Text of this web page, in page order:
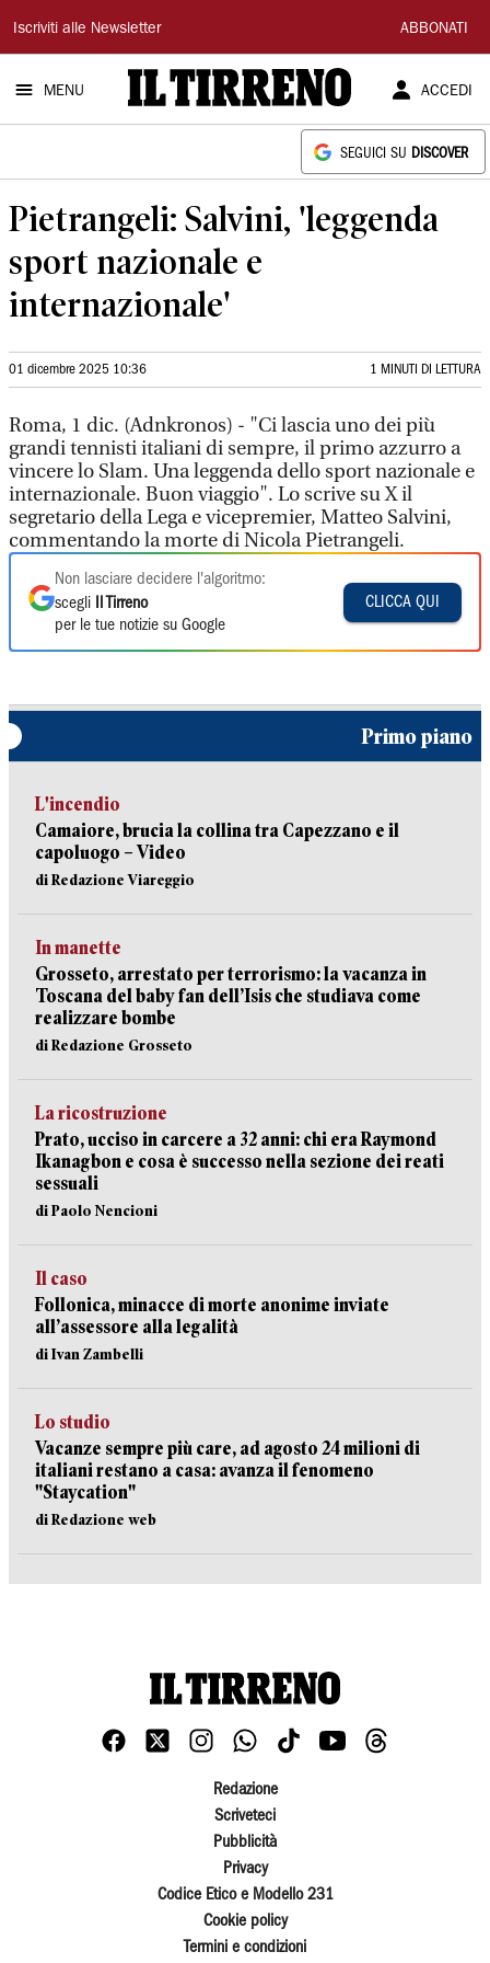
Il
Tirreno
Iscriviti alle Newsletter ABBONATI
MENU ACCEDI
SEGUICI SU DISCOVER
Pietrangeli: Salvini, 'leggenda
sport nazionale e
internazionale'
01 dicembre 2025 10:36 1 MINUTI DI LETTURA
Roma, 1 dic. (Adnkronos) - "Ci lascia uno dei più
grandi tennisti italiani di sempre, il primo azzurro a
vincere lo Slam. Una leggenda dello sport nazionale e
internazionale. Buon viaggio". Lo scrive su X il
segretario della Lega e vicepremier, Matteo Salvini,
commentando la morte di Nicola Pietrangeli.
Non lasciare decidere l'algoritmo:
scegli
Il Tirreno
per le tue notizie su Google
CLICCA QUI
Primo piano
L'incendio
Camaiore, brucia la collina tra Capezzano e il
capoluogo – Video
di Redazione Viareggio
In manette
Grosseto, arrestato per terrorismo: la vacanza in
Toscana del baby fan dell’Isis che studiava come
realizzare bombe
di Redazione Grosseto
La ricostruzione
Prato, ucciso in carcere a 32 anni: chi era Raymond
Ikanagbon e cosa è successo nella sezione dei reati
sessuali
di Paolo Nencioni
Il caso
Follonica, minacce di morte anonime inviate
all’assessore alla legalità
di Ivan Zambelli
Lo studio
Vacanze sempre più care, ad agosto 24 milioni di
italiani restano a casa: avanza il fenomeno
"Staycation"
di Redazione web
Redazione
Scriveteci
Pubblicità
Privacy
Codice Etico e Modello 231
Cookie policy
Termini e condizioni